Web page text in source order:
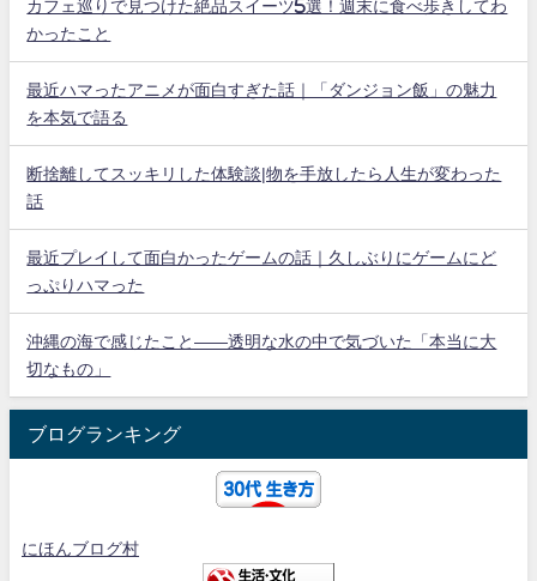
カフェ巡りで見つけた絶品スイーツ5選！週末に食べ歩きしてわ
かったこと
最近ハマったアニメが面白すぎた話｜「ダンジョン飯」の魅力
を本気で語る
断捨離してスッキリした体験談|物を手放したら人生が変わった
話
最近プレイして面白かったゲームの話｜久しぶりにゲームにど
っぷりハマった
沖縄の海で感じたこと——透明な水の中で気づいた「本当に大
切なもの」
ブログランキング
にほんブログ村